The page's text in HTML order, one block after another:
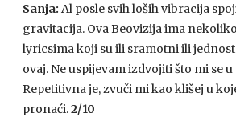
Sanja: Al posle svih loših vibracija
gravitacija. Ova Beovizija ima
lyricsima koji su ili sramotni ili
ovaj. Ne uspijevam izdvojiti što mi se
Repetitivna je, zvuči mi kao klišej u
pronaći.2/10